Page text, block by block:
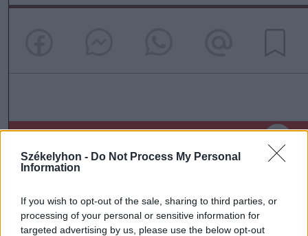
Székelyhon - Do Not Process My Personal
Information
If you wish to opt-out of the sale, sharing to third parties, or
processing of your personal or sensitive information for
targeted advertising by us, please use the below opt-out
szóljon hozzá!
Ezek is érdekelhetik